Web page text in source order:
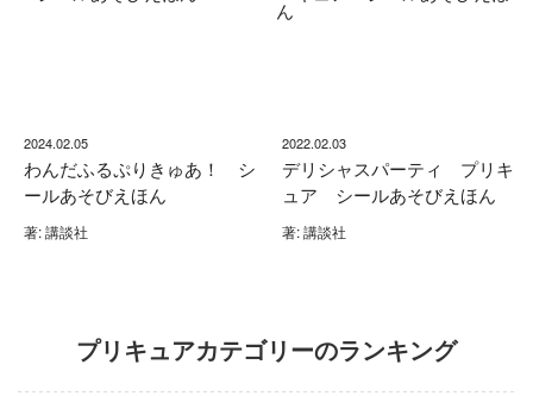
2024.02.05
わんだふるぷりきゅあ！ シ
ールあそびえほん
著: 講談社
2022.02.03
デリシャスパーティ プリキ
ュア シールあそびえほん
著: 講談社
プリキュアカテゴリーのランキング